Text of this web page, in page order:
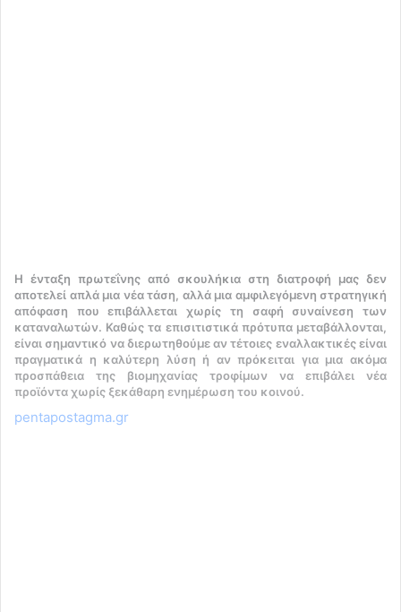
Η ένταξη πρωτεΐνης από σκουλήκια στη διατροφή μας δεν
αποτελεί απλά μια νέα τάση, αλλά μια αμφιλεγόμενη στρατηγική
απόφαση που επιβάλλεται χωρίς τη σαφή συναίνεση των
καταναλωτών. Καθώς τα επισιτιστικά πρότυπα μεταβάλλονται,
είναι σημαντικό να διερωτηθούμε αν τέτοιες εναλλακτικές είναι
πραγματικά η καλύτερη λύση ή αν πρόκειται για μια ακόμα
προσπάθεια της βιομηχανίας τροφίμων να επιβάλει νέα
προϊόντα χωρίς ξεκάθαρη ενημέρωση του κοινού.
pentapostagma.gr